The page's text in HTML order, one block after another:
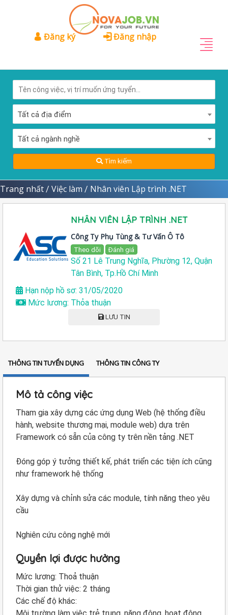
Đăng ký Đăng nhập
Tất cả địa điểm
Tất cả ngành nghề
Tìm kiếm
Trang nhất / Việc làm / Nhân viên Lập trình .NET
NHÂN VIÊN LẬP TRÌNH .NET
Công Ty Phụ Tùng & Tư Vấn Ô Tô
Theo dõi Đánh giá
Số 21 Lê Trung Nghĩa, Phường 12, Quận
Tân Bình, Tp.Hồ Chí Minh
Hạn nộp hồ sơ: 31/05/2020
Mức lương: Thỏa thuận
LƯU TIN
THÔNG TIN TUYỂN DỤNG THÔNG TIN CÔNG TY
Mô tả công việc
Tham gia xây dựng các ứng dụng Web (hệ thống điều
hành, website thương mại, module web) dựa trên
Framework có sẵn của công ty trên nền tảng .NET
Đóng góp ý tưởng thiết kế, phát triển các tiện ích cũng
như framework hệ thống
Xây dựng và chỉnh sửa các module, tính năng theo yêu
cầu
Nghiên cứu công nghệ mới
Quyền lợi được hưởng
Mức lương: Thoả thuận
Thời gian thử việc: 2 tháng
Các chế độ khác: